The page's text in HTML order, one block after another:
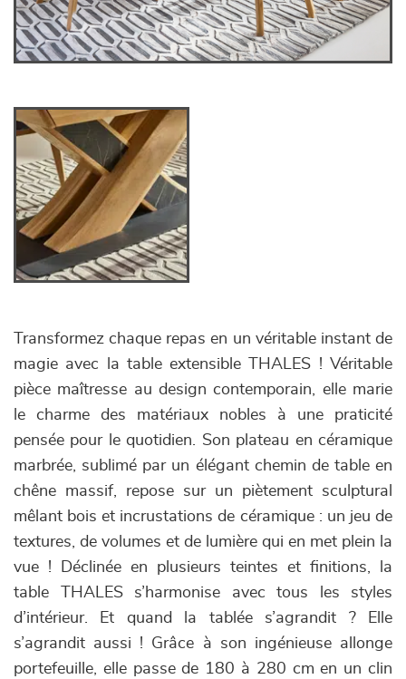
Transformez chaque repas en un véritable instant de
magie avec la table extensible THALES ! Véritable
pièce maîtresse au design contemporain, elle marie
le charme des matériaux nobles à une praticité
pensée pour le quotidien. Son plateau en céramique
marbrée, sublimé par un élégant chemin de table en
chêne massif, repose sur un piètement sculptural
mêlant bois et incrustations de céramique : un jeu de
textures, de volumes et de lumière qui en met plein la
vue ! Déclinée en plusieurs teintes et finitions, la
table THALES s’harmonise avec tous les styles
d’intérieur. Et quand la tablée s’agrandit ? Elle
s’agrandit aussi ! Grâce à son ingénieuse allonge
portefeuille, elle passe de 180 à 280 cm en un clin